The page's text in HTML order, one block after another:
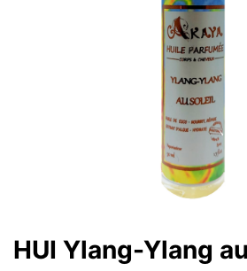
HUI Ylang-Ylang